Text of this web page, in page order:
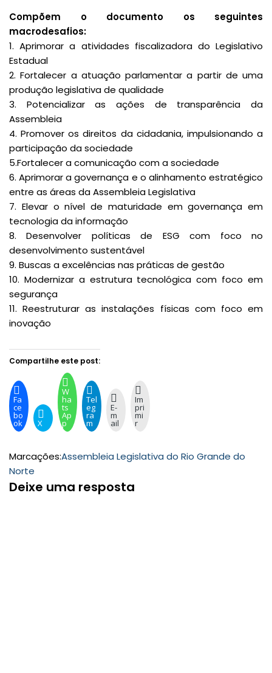
Compõem o documento os seguintes
macrodesafios:
1. Aprimorar a atividades fiscalizadora do Legislativo
Estadual
2. Fortalecer a atuação parlamentar a partir de uma
produção legislativa de qualidade
3. Potencializar as ações de transparência da
Assembleia
4. Promover os direitos da cidadania, impulsionando a
participação da sociedade
5.Fortalecer a comunicação com a sociedade
6. Aprimorar a governança e o alinhamento estratégico
entre as áreas da Assembleia Legislativa
7. Elevar o nível de maturidade em governança em
tecnologia da informação
8. Desenvolver políticas de ESG com foco no
desenvolvimento sustentável
9. Buscas a excelências nas práticas de gestão
10. Modernizar a estrutura tecnológica com foco em
segurança
11. Reestruturar as instalações físicas com foco em
inovação
Compartilhe este post:
Fa
ce
bo
ok X
W
ha
ts
Ap
p
Tel
eg
ra
m
E-
m
ail
Im
pri
mi
r
Marcações:Assembleia Legislativa do Rio Grande do
Norte
Deixe uma resposta